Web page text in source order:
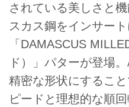
されている美しさと
スカス鋼をインサー
「DAMASCUS
ド）」パターが登場
精密な形状にするこ
ピードと理想的な順